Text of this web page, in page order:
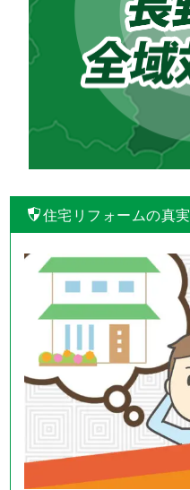
住宅リフォームの真実